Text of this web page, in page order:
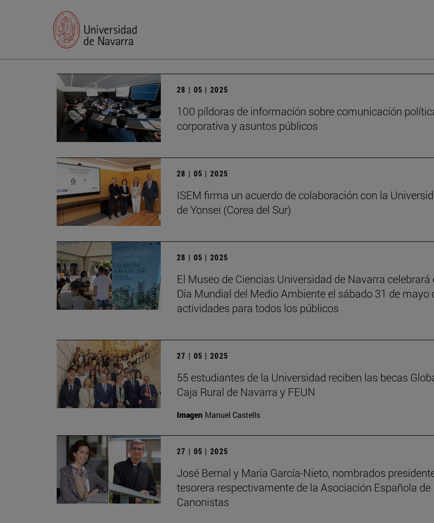
28 | 05 | 2025
100 píldoras de información sobre comunicación
corporativa y asuntos públicos
28 | 05 | 2025
ISEM firma un acuerdo de colaboración con la
de Yonsei (Corea del Sur)
28 | 05 | 2025
El Museo de Ciencias Universidad de Navarra celebrará
Día Mundial del Medio Ambiente el sábado 31 de mayo
actividades para todos los públicos
27 | 05 | 2025
55 estudiantes de la Universidad reciben las becas
Caja Rural de Navarra y FEUN
Imagen Manuel Castells
27 | 05 | 2025
José Bernal y María García-Nieto, nombrados
tesorera respectivamente de la Asociación Española de
Canonistas